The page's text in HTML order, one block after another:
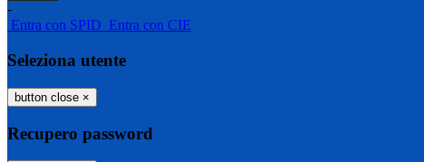
-
Entra con SPID Entra con CIE
Seleziona utente
button close ×
Recupero password